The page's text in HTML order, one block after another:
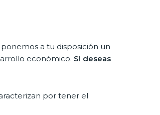
a tu disposición un
económico. Si deseas
por tener el